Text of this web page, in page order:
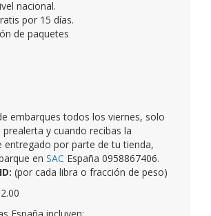
embarques todos los viernes, solo
y cuando recibas la
por parte de tu tienda,
en
del 100% (Desde que se registra en
Ultrabox)
y manejo de mercancías
internacional y manejo aduana.
a nivel nacional.
aduaneros.
gratis por 5 días.